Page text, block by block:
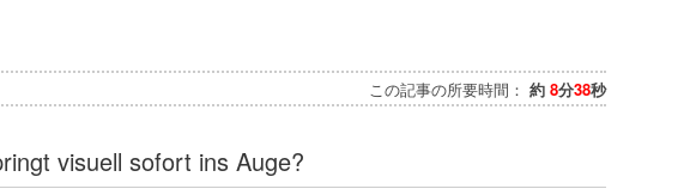
この記事の所要時間： 約 8分38秒
visuell sofort ins Auge?